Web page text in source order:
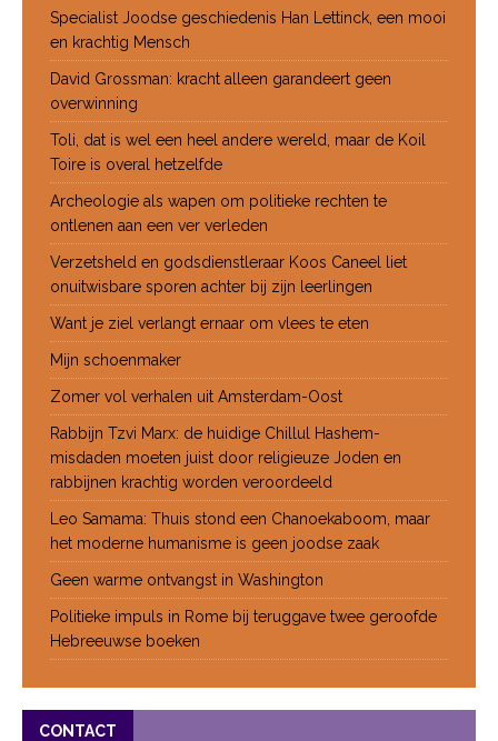
Specialist Joodse geschiedenis Han Lettinck, een mooi
en krachtig Mensch
David Grossman: kracht alleen garandeert geen
overwinning
Toli, dat is wel een heel andere wereld, maar de Koil
Toire is overal hetzelfde
Archeologie als wapen om politieke rechten te
ontlenen aan een ver verleden
Verzetsheld en godsdienstleraar Koos Caneel liet
onuitwisbare sporen achter bij zijn leerlingen
Want je ziel verlangt ernaar om vlees te eten
Mijn schoenmaker
Zomer vol verhalen uit Amsterdam-Oost
Rabbijn Tzvi Marx: de huidige Chillul Hashem-
misdaden moeten juist door religieuze Joden en
rabbijnen krachtig worden veroordeeld
Leo Samama: Thuis stond een Chanoekaboom, maar
het moderne humanisme is geen joodse zaak
Geen warme ontvangst in Washington
Politieke impuls in Rome bij teruggave twee geroofde
Hebreeuwse boeken
CONTACT